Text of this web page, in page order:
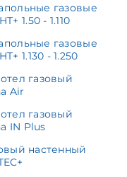
газовые
1.50 - 1.110
газовые
1.130 - 1.250
газовый
Air
газовый
IN Plus
настенный